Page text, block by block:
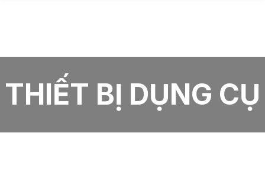
THIẾT BỊ DỤNG CỤ